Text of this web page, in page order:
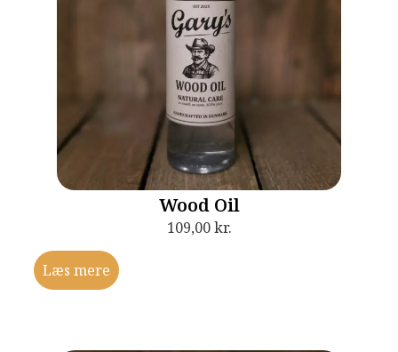
Wood Oil
109,00kr.
Læs mere